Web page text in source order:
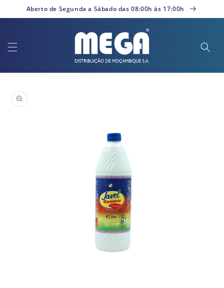
para o
conteúdo
Aberto de Segunda a Sábado das 08:00h às 17:00h
informação